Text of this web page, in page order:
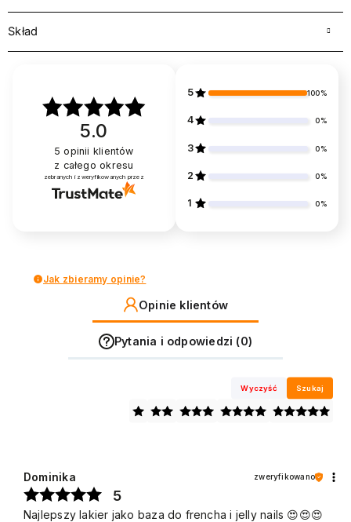
Skład
5.0
5 opinii klientów
z całego okresu
zebranych i zweryfikowanych przez
5 100%
4 0%
3 0%
2 0%
1 0%
Jak zbieramy opinie?
Opinie klientów
Pytania i odpowiedzi (0)
Wyczyść Szukaj
Dominika zweryfikowano
5
Najlepszy lakier jako baza do frencha i jelly nails 😍😍😍